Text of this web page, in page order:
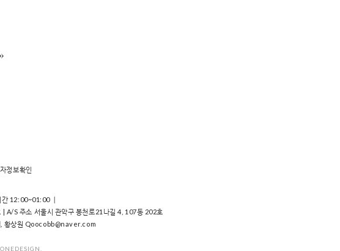
정보확인
12:00~01:00 ㅣ
S 주소 서울시 관악구 봉천로21나길 4, 107동 202호
황상원 Qoocobb@naver.com